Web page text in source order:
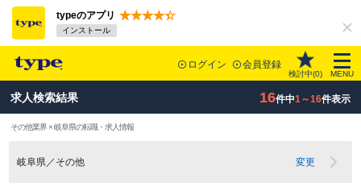
typeのアプリ
インストール
ログイン 会員登録
検討中(0) MENU
求人検索結果 16件中1～16件表示
その他業界 × 岐阜県の転職・求人情報
岐阜県／その他 変更